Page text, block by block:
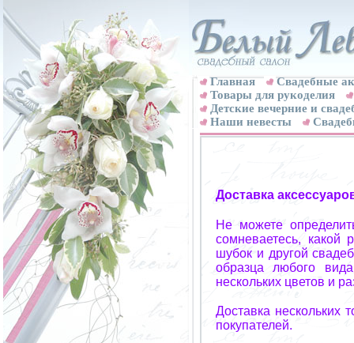
Главная
Свадебные
Товары для рукоделия
Детские вечерние и
Наши невесты
Доставка
Не можете
сомневаетесь, какой
шубок и другой
образца любого
нескольких цветов и
Доставка нескольких
покупателей.